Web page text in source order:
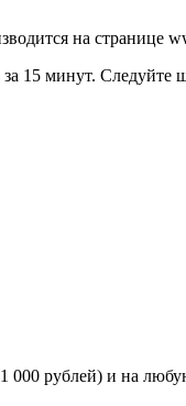
на странице
15 минут. Следуйте
рублей) и на